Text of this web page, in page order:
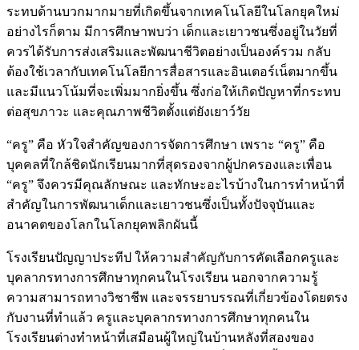
ระทบด้านบวกมากมายที่เกิดขึ้นจากเทคโนโลยีในโลกยุคใหม่
อย่างไรก็ตาม มีการศึกษาพบว่า เด็กและเยาวชนซึ่งอยู่ในวัยที่
ควรได้รับการส่งเสริมและพัฒนาชีวิตอย่างเป็นองค์รวม กลับ
ต้องใช้เวลากับเทคโนโลยีการสื่อสารและอินเตอร์เน็ตมากขึ้น
และมีแนวโน้มที่จะเพิ่มมากยิ่งขึ้น ซึ่งก่อให้เกิดปัญหาที่กระทบ
ต่อสุขภาวะ และคุณภาพชีวิตตั้งแต่ยังเยาว์วัย
“ครู” คือ หัวใจสำคัญของการจัดการศึกษา เพราะ “ครู” คือ
บุคคลที่ใกล้ชิดนักเรียนมากที่สุดรองจากผู้ปกครองและเพื่อน
“ครู” จึงควรมีคุณลักษณะ และทักษะอะไรบ้างในการทำหน้าที่
สำคัญในการพัฒนาเด็กและเยาวชนซึ่งเป็นทั้งปัจจุบันและ
อนาคตของโลกในโลกยุคพลิกผันนี้
โรงเรียนปัญญาประทีป ให้ความสำคัญกับการคัดเลือกครูและ
บุคลากรทางการศึกษาทุกคนในโรงเรียน นอกจากความรู้
ความสามารถทางวิชาชีพ และจรรยาบรรณที่เกี่ยวข้องโดยตรง
กับงานที่ทำแล้ว ครูและบุคลากรทางการศึกษาทุกคนใน
โรงเรียนต่างทำหน้าที่เสมือนผู้ใหญ่ในบ้านหลังที่สองของ